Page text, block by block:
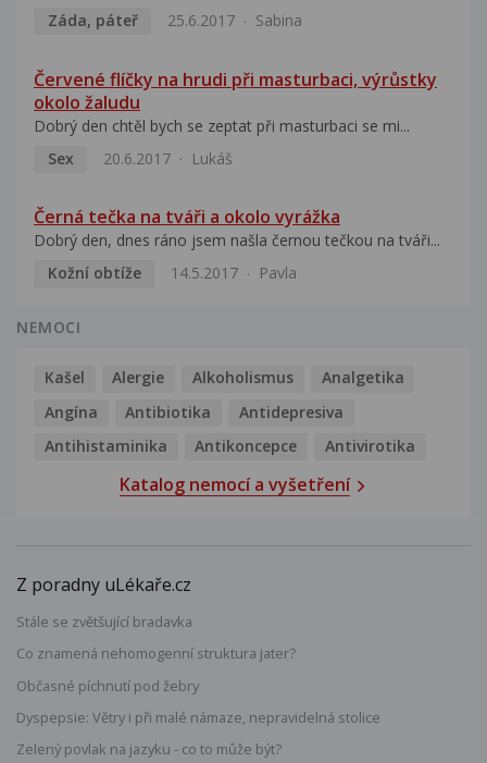
Záda, páteř
25.6.2017 Sabina
Červené flíčky na hrudi při masturbaci, výrůstky
okolo žaludu
Dobrý den chtěl bych se zeptat při masturbaci se mi...
Sex
20.6.2017 Lukáš
Černá tečka na tváři a okolo vyrážka
Dobrý den, dnes ráno jsem našla černou tečkou na tváři...
Kožní obtíže
14.5.2017 Pavla
NEMOCI
Kašel Alergie Alkoholismus
Analgetika
Angína
Antibiotika
Antidepresiva
Antihistaminika
Antikoncepce Antivirotika
Katalog nemocí a vyšetření
Z poradny uLékaře.cz
Stále se zvětšující bradavka
Co znamená nehomogenní struktura jater?
Občasné píchnutí pod žebry
Dyspepsie: Větry i při malé námaze, nepravidelná stolice
Zelený povlak na jazyku - co to může být?